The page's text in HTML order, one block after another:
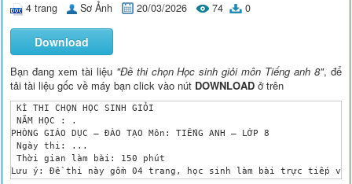
4 trang Sơ Ảnh 20/03/2026 74 0
Download
Bạn đang xem tài liệu "Đề thi chọn Học sinh giỏi môn Tiếng anh 8", để
tải tài liệu gốc về máy bạn click vào nút DOWNLOAD ở trên
KÌ THI CHỌN HỌC SINH GIỎI
NĂM HỌC : .
PHÒNG GIÁO DỤC – ĐÀO TẠO Môn: TIẾNG ANH – LỚP 8
Ngày thi: ...
Thời gian làm bài: 150 phút
Lưu ý: Đề thi này gồm 04 trang, học sinh làm bài trực tiếp